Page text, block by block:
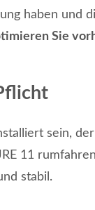
haben und
Sie
sein,
11
stabil.